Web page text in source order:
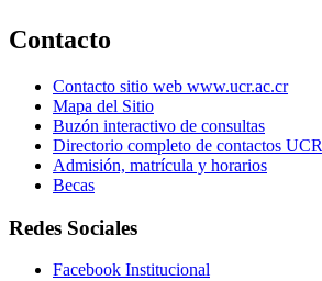
Contacto
Contacto sitio web www.ucr.ac.cr
Mapa del Sitio
Buzón interactivo de consultas
Directorio completo de contactos UCR
Admisión, matrícula y horarios
Becas
Redes Sociales
Facebook Institucional